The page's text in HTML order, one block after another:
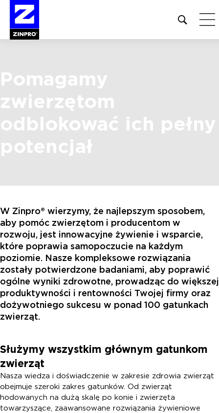
Open
site
search
Szukaj:
Pomagamy
zwierzętom
odblokować ich pełny
potencjał
W Zinpro® wierzymy, że najlepszym sposobem,
aby pomóc zwierzętom i producentom w
rozwoju, jest innowacyjne żywienie i wsparcie,
które poprawia samopoczucie na każdym
poziomie. Nasze kompleksowe rozwiązania
zostały potwierdzone badaniami, aby poprawić
ogólne wyniki zdrowotne, prowadząc do większej
produktywności i rentowności Twojej firmy oraz
dożywotniego sukcesu w ponad 100 gatunkach
zwierząt.
Służymy wszystkim głównym gatunkom
zwierząt
Nasza wiedza i doświadczenie w zakresie zdrowia zwierząt
obejmuje szeroki zakres gatunków. Od zwierząt
hodowanych na dużą skalę po konie i zwierzęta
towarzyszące, zaawansowane rozwiązania żywieniowe